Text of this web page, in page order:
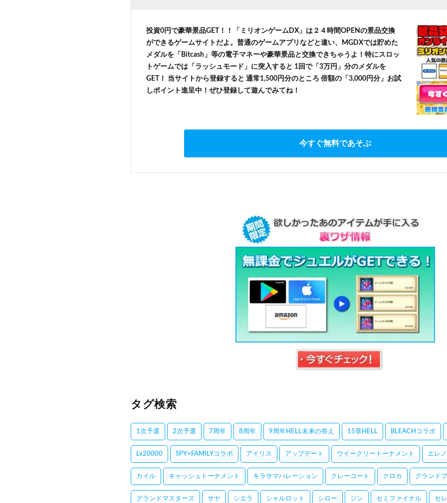
投資0円で豪華景品GET！！「ミリオンゲームDX」は２４時間OPENの景品交換
ができるゲームサイトだよ。普通のゲームアプリなどと違い、MGDXでは貯めた
メダルを「Bitcash」等の電子マネーや豪華景品と交換できちゃうよ！特にスロッ
トゲームでは「ラッシュモード」に突入すると 1回で「3万円」分のメダルを
GET！ 当サイトから登録すると 通常1,500円分のところ 倍額の「3,000円分」お試
しポイント進呈中！ぜひ登録して遊んでみてね！
今すぐ無料であそぶ
タグ検索
1次予選 2次予選 7周年 8周年 9周年HELL未来の答え 15章HELL BLEACHコラボ
Lv20000 SPY×FAMILYコラボ アイリス アップデート ウイークリートーナメント エレ
カイル キャッシュトーナメント キラサマハレーション クレーコート クロカ グランド
グランドマスターズ サヤ シエラ シャルロット シロー ジン セミファイナル セ